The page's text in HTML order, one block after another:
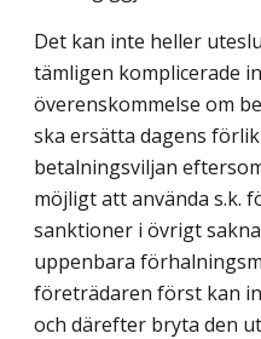
Det kan inte heller
tämligen komplicerade
överenskommelse om
ska ersätta dagens
betalningsviljan
möjligt att använda s.k.
sanktioner i övrigt
uppenbara
företrädaren först kan
och därefter bryta den